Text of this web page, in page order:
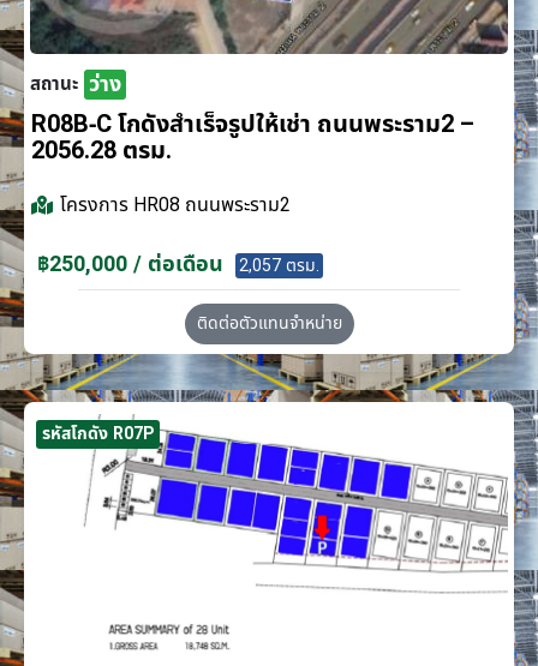
สถานะ ว่าง
R08B-C โกดังสำเร็จรูปให้เช่า ถนนพระราม2 –
2056.28 ตรม.
โครงการ HR08 ถนนพระราม2
฿250,000 / ต่อเดือน 2,057 ตรม.
ติดต่อตัวแทนจำหน่าย
รหัสโกดัง R07P